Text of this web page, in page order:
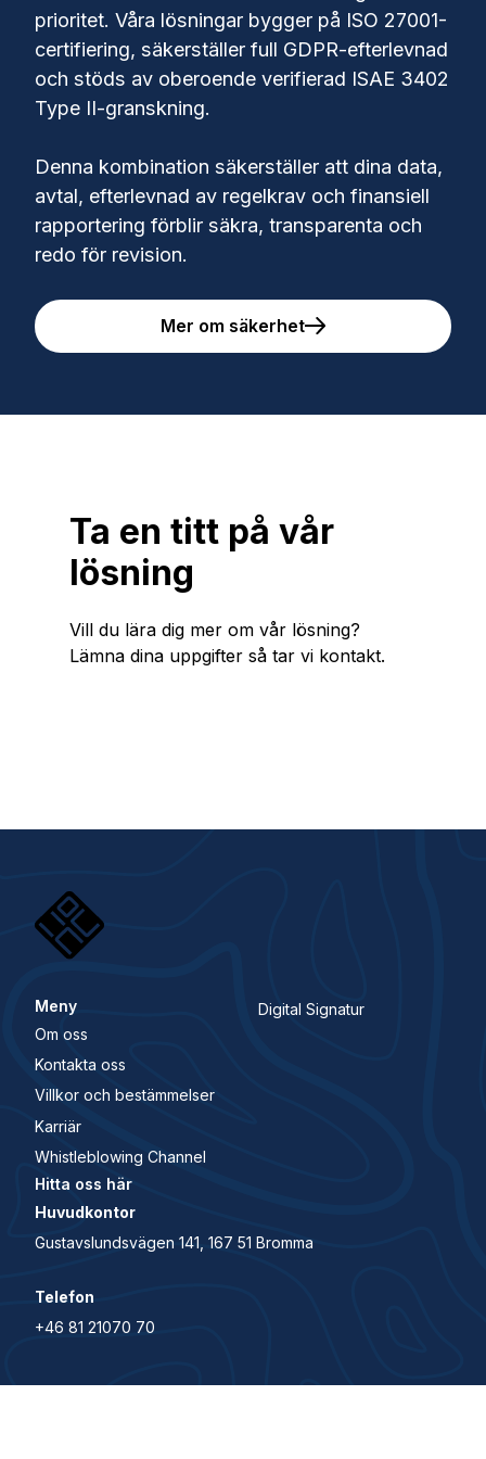
prioritet. Våra lösningar bygger på ISO 27001-
certifiering, säkerställer full GDPR-efterlevnad
och stöds av oberoende verifierad ISAE 3402
Type II-granskning.
Denna kombination säkerställer att dina data,
avtal, efterlevnad av regelkrav och finansiell
rapportering förblir säkra, transparenta och
redo för revision.
Mer om säkerhet
Ta en titt på vår
lösning
Vill du lära dig mer om vår lösning?
Lämna dina uppgifter så tar vi kontakt.
Meny
Om oss
Kontakta oss
Villkor och bestämmelser
Karriär
Whistleblowing Channel
Digital Signatur
Hitta oss här
Huvudkontor
Gustavslundsvägen 141, 167 51 Bromma
Telefon
+46 81 21070 70